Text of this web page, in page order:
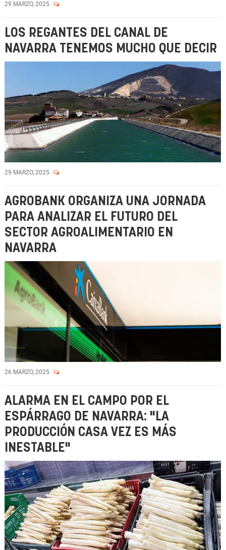
29 MARZO, 2025
LOS REGANTES DEL CANAL DE
NAVARRA TENEMOS MUCHO QUE DECIR
29 MARZO, 2025
AGROBANK ORGANIZA UNA JORNADA
PARA ANALIZAR EL FUTURO DEL
SECTOR AGROALIMENTARIO EN
NAVARRA
26 MARZO, 2025
ALARMA EN EL CAMPO POR EL
ESPÁRRAGO DE NAVARRA: "LA
PRODUCCIÓN CASA VEZ ES MÁS
INESTABLE"